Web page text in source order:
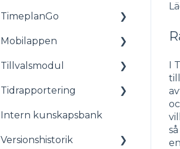
I
Allmänt
TimeplanGo
Rapporter
Mobilappen
För medarbetare
Komma igång med
Tillvalsmodul
Tillvalsmodul
Tidrapportering
Stämplingsterminal
Intern kunskapsbank
Versionshistorik